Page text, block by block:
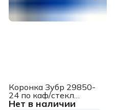
Нет в наличии
Коронка Зубр 29850-
24 по каф/стекл
Д=24мм (1пред.) для